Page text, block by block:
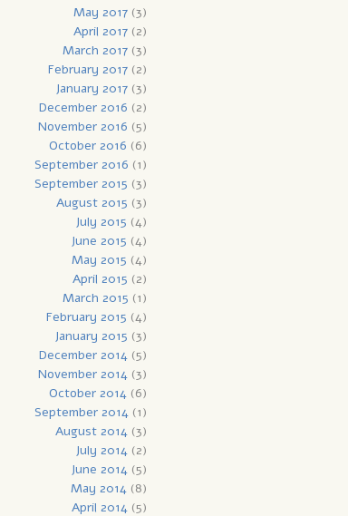
May 2017(3)
April 2017(2)
March 2017(3)
February 2017(2)
January 2017(3)
December 2016 (2)
November 2016 (5)
October 2016 (6)
September 2016 (1)
September 2015 (3)
August 2015 (3)
July 2015 (4)
June 2015 (4)
May 2015 (4)
April 2015 (2)
March 2015 (1)
February 2015 (4)
January 2015 (3)
December 2014(5)
November 2014(3)
October 2014(6)
September 2014(1)
August 2014(3)
July 2014(2)
June 2014(5)
May 2014(8)
April 2014(5)